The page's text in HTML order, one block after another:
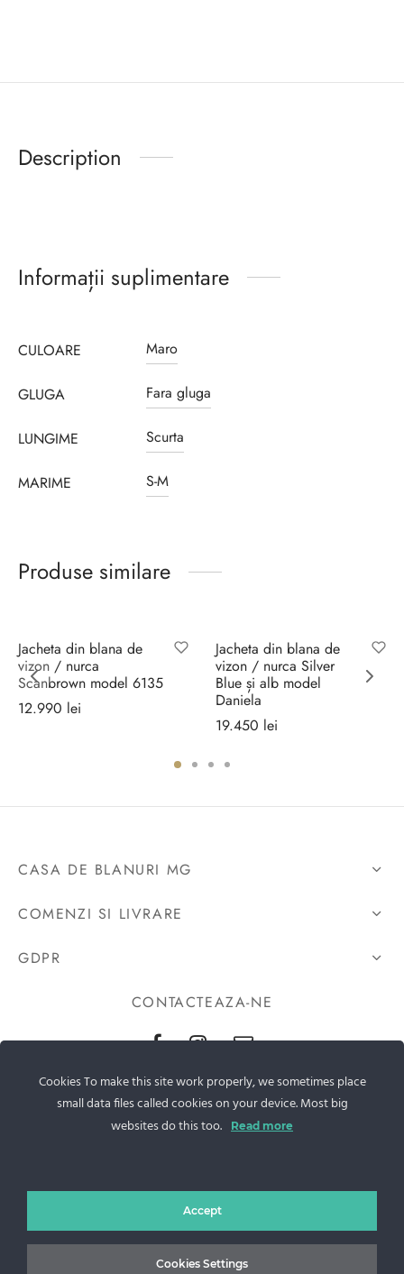
Description
Informații suplimentare
CULOARE Maro
GLUGA Fara gluga
LUNGIME Scurta
MARIME S-M
Produse similare
Jacheta din blana de
vizon / nurca
Scanbrown model 6135
12.990 lei
Jacheta din blana de
vizon / nurca Silver
Blue și alb model
Daniela
19.450 lei
CASA DE BLANURI MG
COMENZI SI LIVRARE
GDPR
CONTACTEAZA-NE
Sos. Stefan cel Mare 46
+40 727 225 262
Cookies To make this site work properly, we sometimes place
small data files called cookies on your device. Most big
websites do this too.
Read more
Accept
Cookies Settings